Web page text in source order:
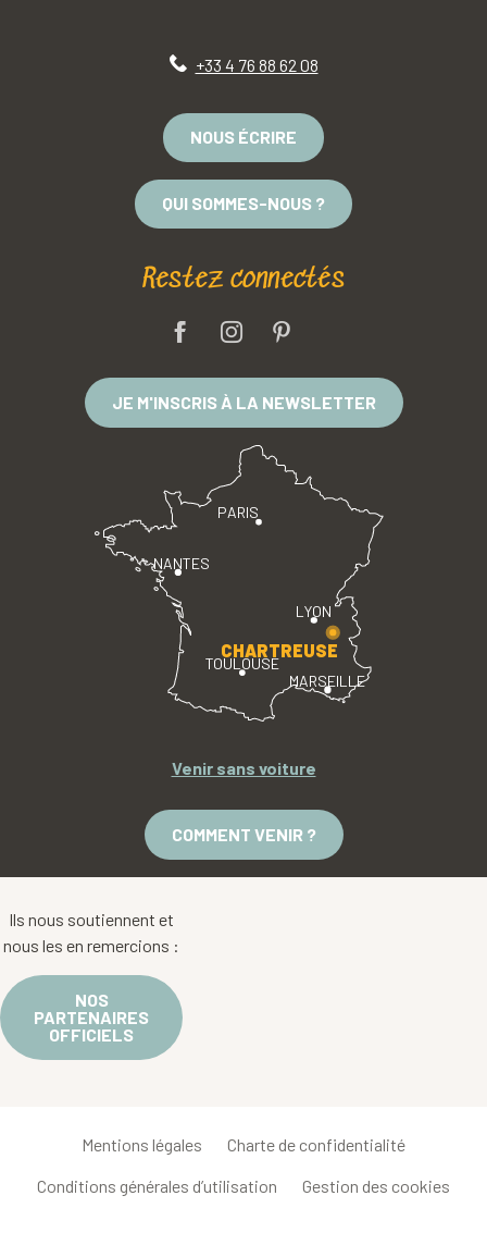
+33 4 76 88 62 08
NOUS ÉCRIRE
QUI SOMMES-NOUS ?
Restez connectés
JE M'INSCRIS À LA NEWSLETTER
PARIS
LYON
TOULOUSE
MARSEILLE
NANTES
CHARTREUSE
Venir sans voiture
COMMENT VENIR ?
Ils nous soutiennent et
nous les en remercions :
NOS
PARTENAIRES
OFFICIELS
Mentions légales Charte de confidentialité
Conditions générales d’utilisation Gestion des cookies